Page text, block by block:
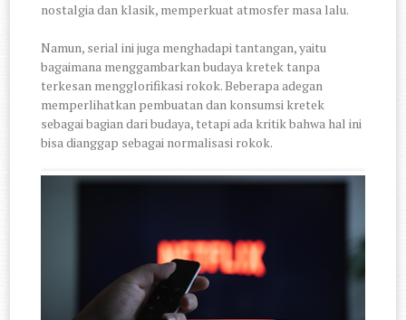
nostalgia dan klasik, memperkuat atmosfer masa lalu.
Namun, serial ini juga menghadapi tantangan, yaitu
bagaimana menggambarkan budaya kretek tanpa
terkesan mengglorifikasi rokok. Beberapa adegan
memperlihatkan pembuatan dan konsumsi kretek
sebagai bagian dari budaya, tetapi ada kritik bahwa hal ini
bisa dianggap sebagai normalisasi rokok.